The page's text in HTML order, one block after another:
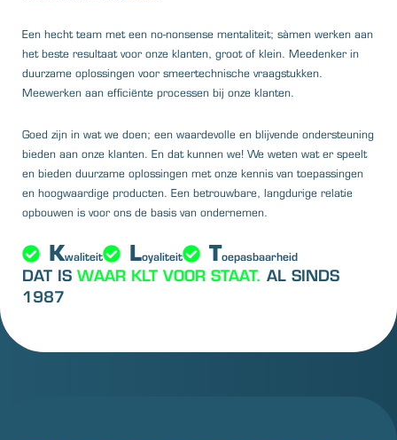
Een hecht team met een no-nonsense mentaliteit; sàmen werken aan
het beste resultaat voor onze klanten, groot of klein. Meedenker in
duurzame oplossingen voor smeertechnische vraagstukken.
Meewerken aan efficiënte processen bij onze klanten.
Goed zijn in wat we doen; een waardevolle en blijvende ondersteuning
bieden aan onze klanten. En dat kunnen we! We weten wat er speelt
en bieden duurzame oplossingen met onze kennis van toepassingen
en hoogwaardige producten. Een betrouwbare, langdurige relatie
opbouwen is voor ons de basis van ondernemen.
Kwaliteit Loyaliteit Toepasbaarheid
DAT IS WAAR KLT VOOR STAAT. AL SINDS
1987